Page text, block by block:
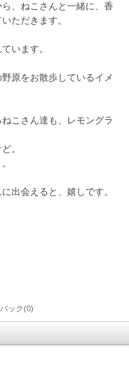
、ねこさんと一緒に、香
ただきます。
います。
原をお散歩しているイメ
こさん達も、レモングラ
。
出会えると、嬉しです。
ック(0)